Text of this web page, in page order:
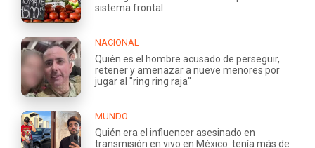
sistema frontal
NACIONAL
Quién es el hombre acusado de perseguir,
retener y amenazar a nueve menores por
jugar al "ring ring raja"
MUNDO
Quién era el influencer asesinado en
transmisión en vivo en México: tenía más de